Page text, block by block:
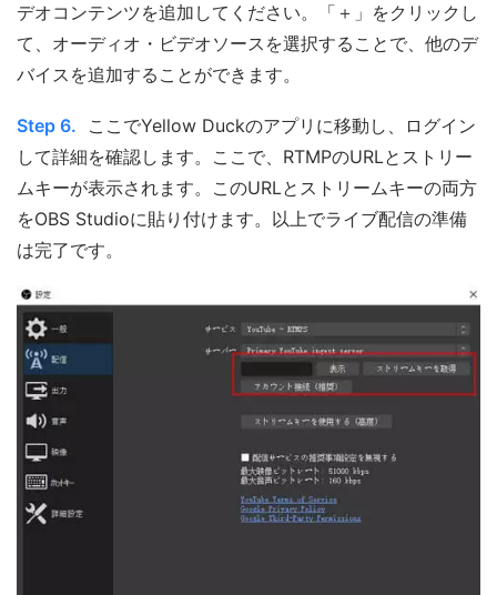
デオコンテンツを追加してください。「＋」をクリックし
て、オーディオ・ビデオソースを選択することで、他のデ
バイスを追加することができます。
Step 6.
ここでYellow Duckのアプリに移動し、ログイン
して詳細を確認します。ここで、RTMPのURLとストリー
ムキーが表示されます。このURLとストリームキーの両方
をOBS Studioに貼り付けます。以上でライブ配信の準備
は完了です。